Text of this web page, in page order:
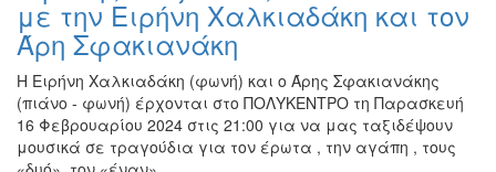
με την Ειρήνη Χαλκιαδάκη και τον
Άρη Σφακιανάκη
Η Ειρήνη Χαλκιαδάκη (φωνή) και ο Άρης Σφακιανάκης
(πιάνο - φωνή) έρχονται στο ΠΟΛΥΚΕΝΤΡΟ τη Παρασκευή
16 Φεβρουαρίου 2024 στις 21:00 για να μας ταξιδέψουν
μουσικά σε τραγούδια για τον έρωτα , την αγάπη , τους